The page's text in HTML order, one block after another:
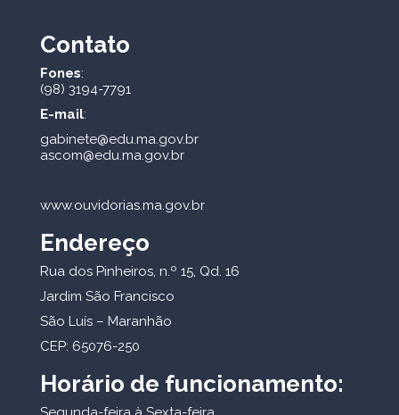
Contato
Fones:
(98) 3194-7791
E-mail:
gabinete@edu.ma.gov.br
ascom@edu.ma.gov.br
www.ouvidorias.ma.gov.br
Endereço
Rua dos Pinheiros, n.º 15, Qd. 16
Jardim São Francisco
São Luís – Maranhão
CEP: 65076-250
Horário de funcionamento: